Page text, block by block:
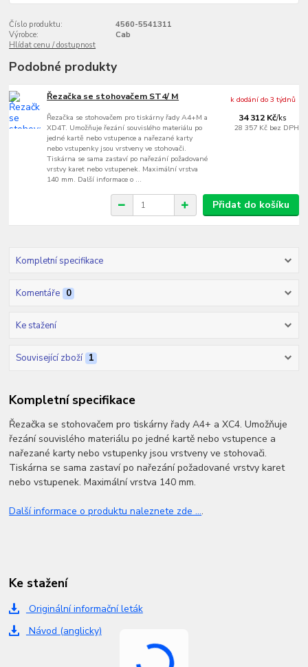
Číslo produktu:
4560-5541311
Výrobce:
Cab
Hlídat cenu / dostupnost
Podobné produkty
Řezačka se stohovačem ST4/ M
Řezačka se stohovačem pro tiskárny řady A4+M a
XD4T. Umožňuje řezání souvislého materiálu po
jedné kartě nebo vstupence a nařezané karty
nebo vstupenky jsou vrstveny ve stohovači.
Tiskárna se sama zastaví po nařezání požadované
vrstvy karet nebo vstupenek. Maximální vrstva
140 mm. Další informace o ...
34 312 Kč/ks
28 357 Kč bez DPH
k dodání do 3 týdnů
Přidat do košíku
Kompletní specifikace
Komentáře 0
Ke stažení
Související zboží 1
Kompletní specifikace
Řezačka se stohovačem pro tiskárny řady A4+ a XC4. Umožňuje
řezání souvislého materiálu po jedné kartě nebo vstupence a
nařezané karty nebo vstupenky jsou vrstveny ve stohovači.
Tiskárna se sama zastaví po nařezání požadované vrstvy karet
nebo vstupenek. Maximální vrstva 140 mm.
Další informace o produktu naleznete zde ....
Ke stažení
Originální informační leták
Návod (anglicky)